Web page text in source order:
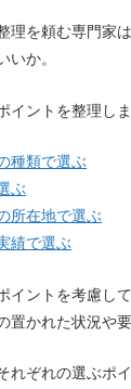
理を頼む専門家
いか。
イントを整理しま
種類で選ぶ
ぶ
所在地で選ぶ
績で選ぶ
イントを考慮し
置かれた状況や
れぞれの選ぶポ